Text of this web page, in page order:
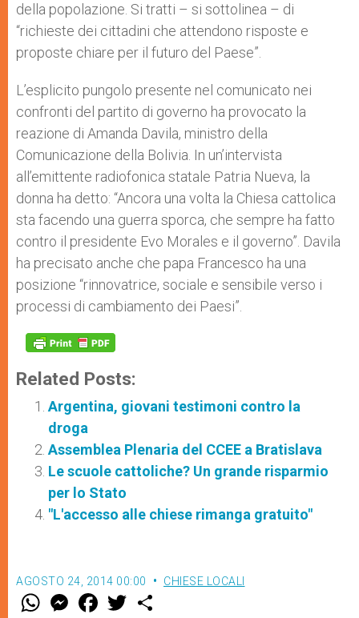
della popolazione. Si tratti – si sottolinea – di
“richieste dei cittadini che attendono risposte e
proposte chiare per il futuro del Paese”.
L’esplicito pungolo presente nel comunicato nei
confronti del partito di governo ha provocato la
reazione di Amanda Davila, ministro della
Comunicazione della Bolivia. In un’intervista
all’emittente radiofonica statale Patria Nueva, la
donna ha detto: “Ancora una volta la Chiesa cattolica
sta facendo una guerra sporca, che sempre ha fatto
contro il presidente Evo Morales e il governo”. Davila
ha precisato anche che papa Francesco ha una
posizione “rinnovatrice, sociale e sensibile verso i
processi di cambiamento dei Paesi”.
Related Posts:
Argentina, giovani testimoni contro la
droga
Assemblea Plenaria del CCEE a Bratislava
Le scuole cattoliche? Un grande risparmio
per lo Stato
"L'accesso alle chiese rimanga gratuito"
AGOSTO 24, 2014 00:00 CHIESE LOCALI
W M
e
F
a w